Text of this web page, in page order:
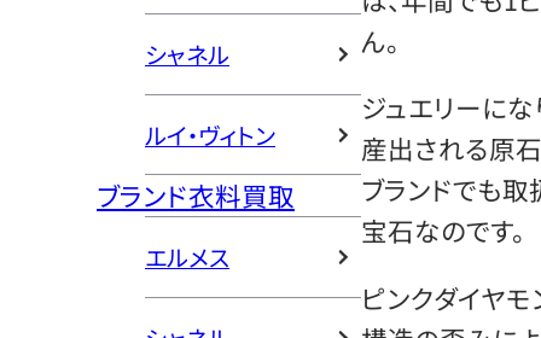
シャネル
ルイ・ヴィトン
ブランド衣料買取
エルメス
ん。
ジュエリーにな
産出される原
ブランドでも
宝石なのです。
ピンクダイヤ